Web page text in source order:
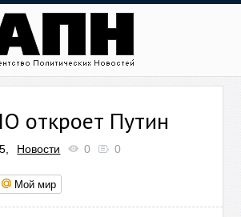
откроет Путин
Новости 0 0
Мой мир